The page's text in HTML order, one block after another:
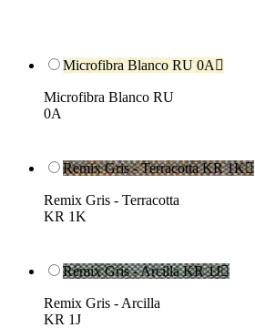
Microfibra Blanco RU 0A 
Microfibra Blanco RU
0A
Remix Gris - Terracotta KR 1K
Remix Gris - Terracotta
KR 1K
Remix Gris - Arcilla KR 1J
Remix Gris - Arcilla
KR 1J